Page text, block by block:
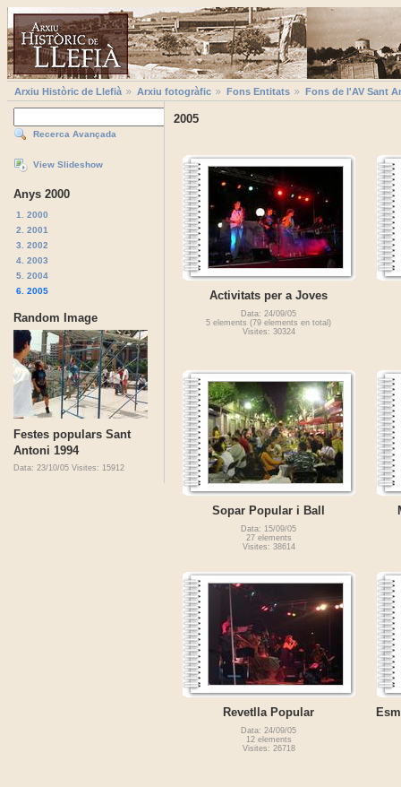
Arxiu Històric de Llefià Arxiu fotogràfic Fons Entitats Fons de l'AV Sant
Recerca Avançada
View Slideshow
Anys 2000
1. 2000
2. 2001
3. 2002
4. 2003
5. 2004
6. 2005
Random Image
Festes populars Sant
Antoni 1994
Data: 23/10/05 Visites: 15912
2005
Activitats per a Joves
Data: 24/09/05
5 elements (79 elements en total)
Visites: 30324
Sopar Popular i Ball
Data: 15/09/05
27 elements
Visites: 38614
Revetlla Popular
Data: 24/09/05
12 elements
Visites: 26718